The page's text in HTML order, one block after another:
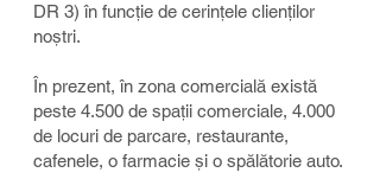
DR 3) în funcție de cerințele clienților
noștri.
În prezent, în zona comercială există
peste 4.500 de spații comerciale, 4.000
de locuri de parcare, restaurante,
cafenele, o farmacie și o spălătorie auto.